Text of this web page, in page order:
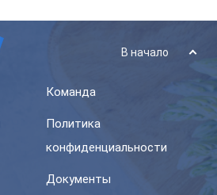
В начало
Команда
Политика
конфиденциальности
Документы